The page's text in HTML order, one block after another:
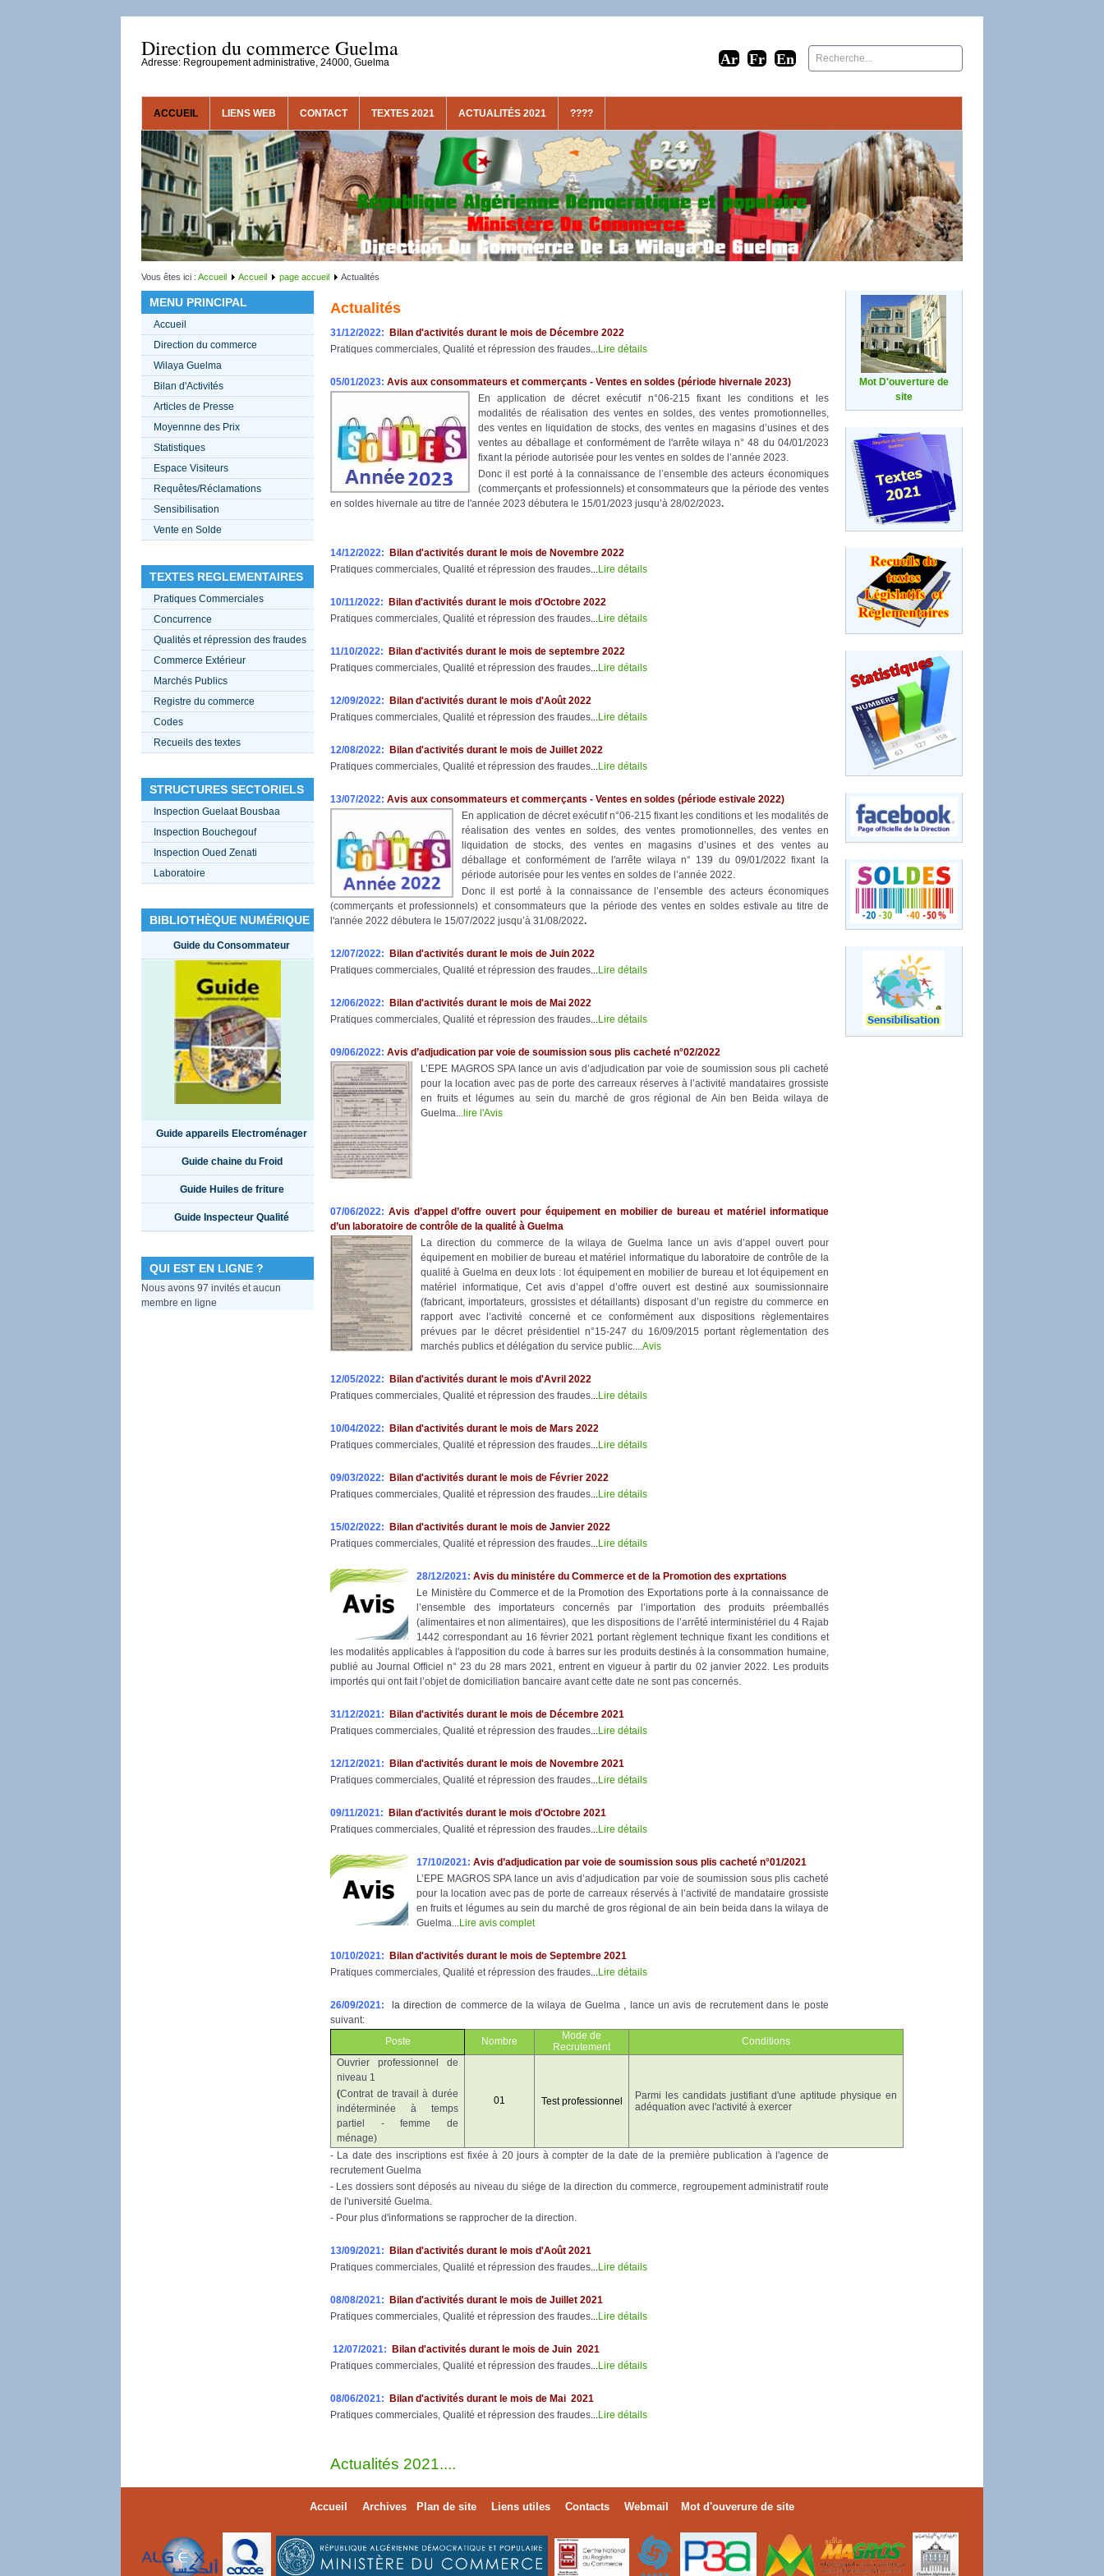
Direction du commerce Guelma
Adresse: Regroupement administrative, 24000, Guelma
ACCUEIL LIENS WEB CONTACT TEXTES 2021 ACTUALITÉS 2021 ????
Vous êtes ici : Accueil Accueil page accueil Actualités
MENU PRINCIPAL
Accueil
Direction du commerce
Wilaya Guelma
Bilan d'Activités
Articles de Presse
Moyennne des Prix
Statistiques
Espace Visiteurs
Requêtes/Réclamations
Sensibilisation
Vente en Solde
TEXTES REGLEMENTAIRES
Pratiques Commerciales
Concurrence
Qualités et répression des fraudes
Commerce Extérieur
Marchés Publics
Registre du commerce
Codes
Recueils des textes
STRUCTURES SECTORIELS
Inspection Guelaat Bousbaa
Inspection Bouchegouf
Inspection Oued Zenati
Laboratoire
BIBLIOTHÈQUE NUMÉRIQUE
Guide du Consommateur
Guide appareils Electroménager
Guide chaine du Froid
Guide Huiles de friture
Guide Inspecteur Qualité
QUI EST EN LIGNE ?
Nous avons 97 invités et aucun
membre en ligne
Actualités
31/12/2022: Bilan d'activités durant le mois de Décembre 2022
Pratiques commerciales, Qualité et répression des fraudes
Lire détails
05/01/2023: Avis aux consommateurs et commerçants - Ventes en soldes (période hivernale 2023)
En application de décret exécutif n°06-215 fixant les conditions et les
modalités de réalisation des ventes en soldes, des ventes promotionnelles,
des ventes en liquidation de stocks, des ventes en magasins d’usines et des
ventes au déballage et conformément de l'arrête wilaya n° 48 du 04/01/2023
fixant la période autorisée pour les ventes en soldes de l’année 2023.
Donc il est porté à la connaissance de l’ensemble des acteurs économiques
(commerçants et professionnels) et consommateurs que la période des ventes
en soldes hivernale au titre de l'année 2023 débutera le 15/01/2023 jusqu’à 28/02/2023.
14/12/2022: Bilan d'activités durant le mois de Novembre 2022
Pratiques commerciales, Qualité et répression des fraudes
Lire détails
10/11/2022: Bilan d'activités durant le mois d'Octobre 2022
Pratiques commerciales, Qualité et répression des fraudes
Lire détails
11/10/2022: Bilan d'activités durant le mois de septembre 2022
Pratiques commerciales, Qualité et répression des fraudes
Lire détails
12/09/2022: Bilan d'activités durant le mois d'Août 2022
Pratiques commerciales, Qualité et répression des fraudes
Lire détails
12/08/2022: Bilan d'activités durant le mois de Juillet 2022
Pratiques commerciales, Qualité et répression des fraudes
Lire détails
13/07/2022: Avis aux consommateurs et commerçants - Ventes en soldes (période estivale 2022)
En application de décret exécutif n°06-215 fixant les conditions et les modalités de
réalisation des ventes en soldes, des ventes promotionnelles, des ventes en
liquidation de stocks, des ventes en magasins d’usines et des ventes au
déballage et conformément de l'arrête wilaya n° 139 du 09/01/2022 fixant la
période autorisée pour les ventes en soldes de l’année 2022.
Donc il est porté à la connaissance de l’ensemble des acteurs économiques
(commerçants et professionnels) et consommateurs que la période des ventes en soldes estivale au titre de
l'année 2022 débutera le 15/07/2022 jusqu’à 31/08/2022.
12/07/2022: Bilan d'activités durant le mois de Juin 2022
Pratiques commerciales, Qualité et répression des fraudes
Lire détails
12/06/2022: Bilan d'activités durant le mois de Mai 2022
Pratiques commerciales, Qualité et répression des fraudes
Lire détails
09/06/2022: Avis d’adjudication par voie de soumission sous plis cacheté n°02/2022
L’EPE MAGROS SPA lance un avis d’adjudication par voie de soumission sous pli cacheté
pour la location avec pas de porte des carreaux réserves à l’activité mandataires grossiste
en fruits et légumes au sein du marché de gros régional de Ain ben Beida wilaya de
Guelma... lire l'Avis
07/06/2022: Avis d’appel d’offre ouvert pour équipement en mobilier de bureau et matériel informatique
d’un laboratoire de contrôle de la qualité à Guelma
La direction du commerce de la wilaya de Guelma lance un avis d’appel ouvert pour
équipement en mobilier de bureau et matériel informatique du laboratoire de contrôle de la
qualité à Guelma en deux lots : lot équipement en mobilier de bureau et lot équipement en
matériel informatique, Cet avis d’appel d’offre ouvert est destiné aux soumissionnaire
(fabricant, importateurs, grossistes et détaillants) disposant d’un registre du commerce en
rapport avec l’activité concerné et ce conformément aux dispositions règlementaires
prévues par le décret présidentiel n°15-247 du 16/09/2015 portant règlementation des
marchés publics et délégation du service public.... Avis
12/05/2022: Bilan d'activités durant le mois d'Avril 2022
Pratiques commerciales, Qualité et répression des fraudes
Lire détails
10/04/2022: Bilan d'activités durant le mois de Mars 2022
Pratiques commerciales, Qualité et répression des fraudes
Lire détails
09/03/2022: Bilan d'activités durant le mois de Février 2022
Pratiques commerciales, Qualité et répression des fraudes
Lire détails
15/02/2022: Bilan d'activités durant le mois de Janvier 2022
Pratiques commerciales, Qualité et répression des fraudes
Lire détails
28/12/2021: Avis du ministére du Commerce et de la Promotion des exprtations
Le Ministère du Commerce et de la Promotion des Exportations porte à la connaissance de
l’ensemble des importateurs concernés par l’importation des produits préemballés
(alimentaires et non alimentaires), que les dispositions de l’arrêté interministériel du 4 Rajab
1442 correspondant au 16 février 2021 portant règlement technique fixant les conditions et
les modalités applicables à l'apposition du code à barres sur les produits destinés à la consommation humaine,
publié au Journal Officiel n° 23 du 28 mars 2021, entrent en vigueur à partir du 02 janvier 2022. Les produits
importés qui ont fait l’objet de domiciliation bancaire avant cette date ne sont pas concernés.
31/12/2021: Bilan d'activités durant le mois de Décembre 2021
Pratiques commerciales, Qualité et répression des fraudes
Lire détails
12/12/2021: Bilan d'activités durant le mois de Novembre 2021
Pratiques commerciales, Qualité et répression des fraudes
Lire détails
09/11/2021: Bilan d'activités durant le mois d'Octobre 2021
Pratiques commerciales, Qualité et répression des fraudes
Lire détails
17/10/2021: Avis d’adjudication par voie de soumission sous plis cacheté n°01/2021
L’EPE MAGROS SPA lance un avis d’adjudication par voie de soumission sous plis cacheté
pour la location avec pas de porte de carreaux réservés à l’activité de mandataire grossiste
en fruits et légumes au sein du marché de gros régional de ain bein beida dans la wilaya de
Guelma... Lire avis complet
10/10/2021: Bilan d'activités durant le mois de Septembre 2021
Pratiques commerciales, Qualité et répression des fraudes
Lire détails
26/09/2021: la direction de commerce de la wilaya de Guelma , lance un avis de recrutement dans le poste
suivant:
Poste
Nombre
Mode de
Recrutement
Conditions
Ouvrier professionnel de
niveau 1
(Contrat de travail à durée
indéterminée à temps
partiel - femme de
ménage)
01 Test professionnel
Parmi les candidats justifiant d'une aptitude physique en
adéquation avec l'activité à exercer
- La date des inscriptions est fixée à 20 jours à compter de la date de la première publication à l'agence de
recrutement Guelma
- Les dossiers sont déposés au niveau du siége de la direction du commerce, regroupement administratif route
de l'université Guelma.
- Pour plus d'informations se rapprocher de la direction.
13/09/2021: Bilan d'activités durant le mois d'Août 2021
Pratiques commerciales, Qualité et répression des fraudes
Lire détails
08/08/2021: Bilan d'activités durant le mois de Juillet 2021
Pratiques commerciales, Qualité et répression des fraudes
Lire détails
12/07/2021: Bilan d'activités durant le mois de Juin 2021
Pratiques commerciales, Qualité et répression des fraudes
Lire détails
08/06/2021: Bilan d'activités durant le mois de Mai 2021
Pratiques commerciales, Qualité et répression des fraudes
Lire détails
Actualités 2021....
Mot D'ouverture de
site
Accueil Archives Plan de site Liens utiles Contacts Webmail Mot d'ouverure de site